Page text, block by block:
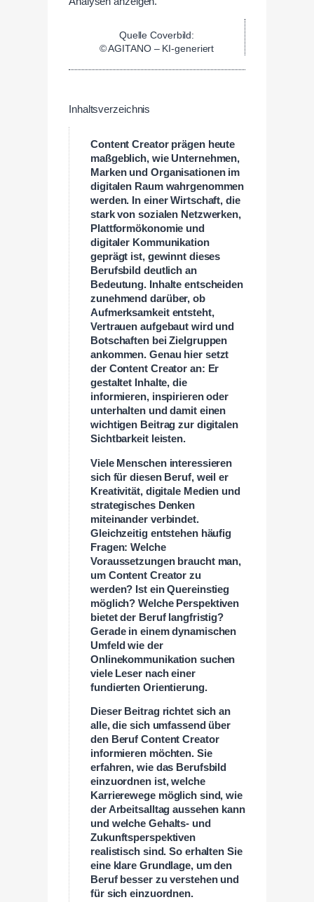
Quelle Coverbild:
© AGITANO – KI-generiert
Inhaltsverzeichnis
Content Creator prägen heute
maßgeblich, wie Unternehmen,
Marken und Organisationen im
digitalen Raum wahrgenommen
werden. In einer Wirtschaft, die
stark von sozialen Netzwerken,
Plattformökonomie und
digitaler Kommunikation
geprägt ist, gewinnt dieses
Berufsbild deutlich an
Bedeutung. Inhalte entscheiden
zunehmend darüber, ob
Aufmerksamkeit entsteht,
Vertrauen aufgebaut wird und
Botschaften bei Zielgruppen
ankommen. Genau hier setzt
der Content Creator an: Er
gestaltet Inhalte, die
informieren, inspirieren oder
unterhalten und damit einen
wichtigen Beitrag zur digitalen
Sichtbarkeit leisten.
Viele Menschen interessieren
sich für diesen Beruf, weil er
Kreativität, digitale Medien und
strategisches Denken
miteinander verbindet.
Gleichzeitig entstehen häufig
Fragen: Welche
Voraussetzungen braucht man,
um Content Creator zu
werden? Ist ein Quereinstieg
möglich? Welche Perspektiven
bietet der Beruf langfristig?
Gerade in einem dynamischen
Umfeld wie der
Onlinekommunikation suchen
viele Leser nach einer
fundierten Orientierung.
Dieser Beitrag richtet sich an
alle, die sich umfassend über
den Beruf Content Creator
informieren möchten. Sie
erfahren, wie das Berufsbild
einzuordnen ist, welche
Karrierewege möglich sind, wie
der Arbeitsalltag aussehen kann
und welche Gehalts- und
Zukunftsperspektiven
realistisch sind. So erhalten Sie
eine klare Grundlage, um den
Beruf besser zu verstehen und
für sich einzuordnen.